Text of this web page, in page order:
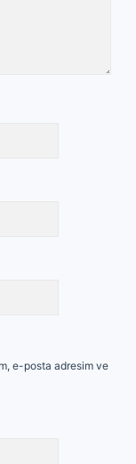
e-posta adresim ve